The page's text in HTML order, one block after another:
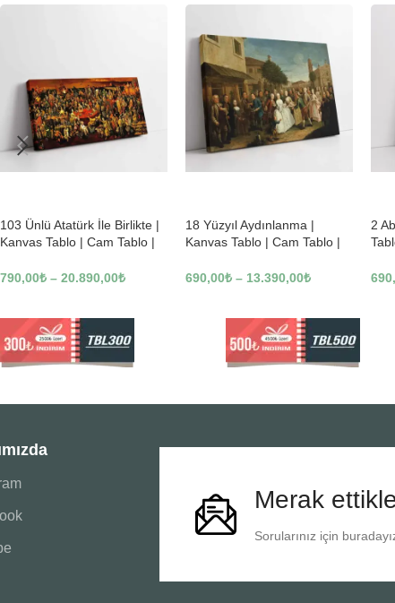
103 Ünlü Atatürk İle Birlikte |
Kanvas Tablo | Cam Tablo |
790,00₺ – 20.890,00₺
18 Yüzyıl Aydınlanma |
Kanvas Tablo | Cam Tablo |
690,00₺ – 13.390,00₺
2
Merak
Sorularınız için